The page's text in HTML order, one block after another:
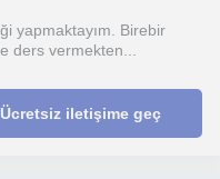
yapmaktayım. Birebir
ders vermekten...
Ücretsiz iletişime geç